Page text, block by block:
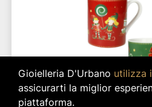
Gioielleria D'Urbano utilizza
assicurarti la miglior
piattaforma.